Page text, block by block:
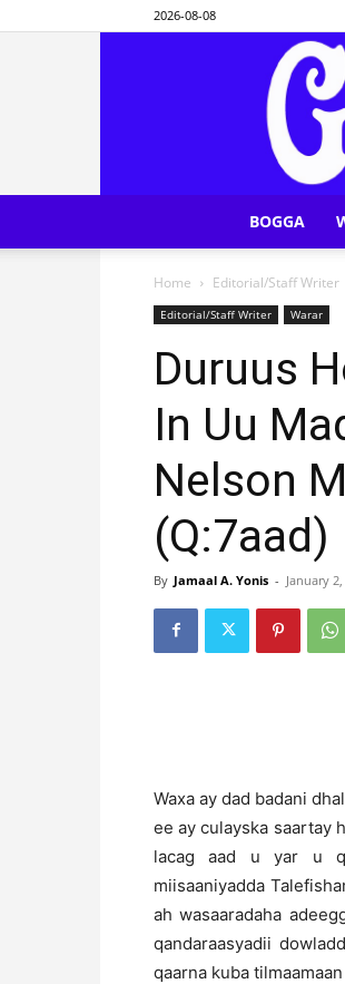
2026-08-08
BOGGA
Home Editorial/Staff Writer
Editorial/Staff Writer Warar
Duruus
In Uu
Nelson
(Q:7aad)
By Jamaal A. Yonis - January
Waxa ay dad badani
ee ay culayska saartay
lacag aad u yar u
miisaaniyadda
ah wasaaradaha
qandaraasyadii
qaarna kuba